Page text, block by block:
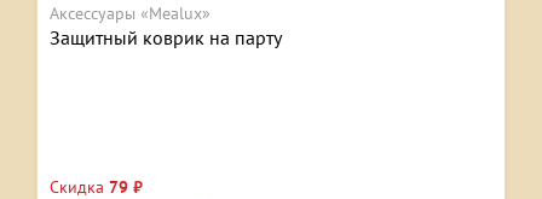
Аксессуары «Mealux»
Защитный коврик на парту
Скидка 79 ₽